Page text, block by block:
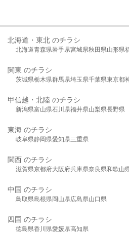
北海道・東北 のチラシ
北海道青森県岩手県宮城県秋田県山形県
関東 のチラシ
茨城県栃木県群馬県埼玉県千葉県東京都
甲信越・北陸 のチラシ
新潟県富山県石川県福井県山梨県長野県
東海 のチラシ
岐阜県静岡県愛知県三重県
関西 のチラシ
滋賀県京都府大阪府兵庫県奈良県和歌山
中国 のチラシ
鳥取県島根県岡山県広島県山口県
四国 のチラシ
徳島県香川県愛媛県高知県